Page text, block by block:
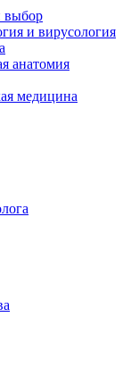
выбор
и вирусология
анатомия
медицина